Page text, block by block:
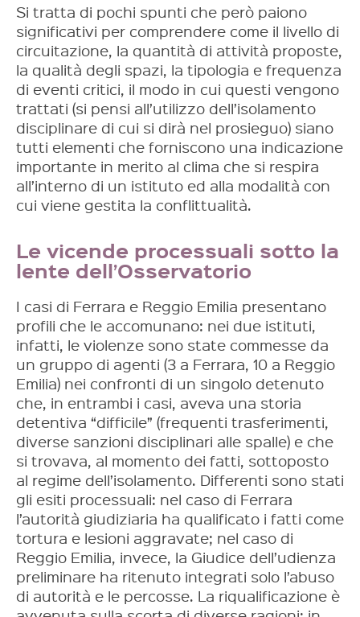
Si tratta di pochi spunti che però paiono
significativi per comprendere come il livello di
circuitazione, la quantità di attività proposte,
la qualità degli spazi, la tipologia e frequenza
di eventi critici, il modo in cui questi vengono
trattati (si pensi all’utilizzo dell’isolamento
disciplinare di cui si dirà nel prosieguo) siano
tutti elementi che forniscono una indicazione
importante in merito al clima che si respira
all’interno di un istituto ed alla modalità con
cui viene gestita la conflittualità.
Le vicende processuali sotto la
lente dell’Osservatorio
I casi di Ferrara e Reggio Emilia presentano
profili che le accomunano: nei due istituti,
infatti, le violenze sono state commesse da
un gruppo di agenti (3 a Ferrara, 10 a Reggio
Emilia) nei confronti di un singolo detenuto
che, in entrambi i casi, aveva una storia
detentiva “difficile” (frequenti trasferimenti,
diverse sanzioni disciplinari alle spalle) e che
si trovava, al momento dei fatti, sottoposto
al regime dell’isolamento. Differenti sono stati
gli esiti processuali: nel caso di Ferrara
l’autorità giudiziaria ha qualificato i fatti come
tortura e lesioni aggravate; nel caso di
Reggio Emilia, invece, la Giudice dell’udienza
preliminare ha ritenuto integrati solo l’abuso
di autorità e le percosse. La riqualificazione è